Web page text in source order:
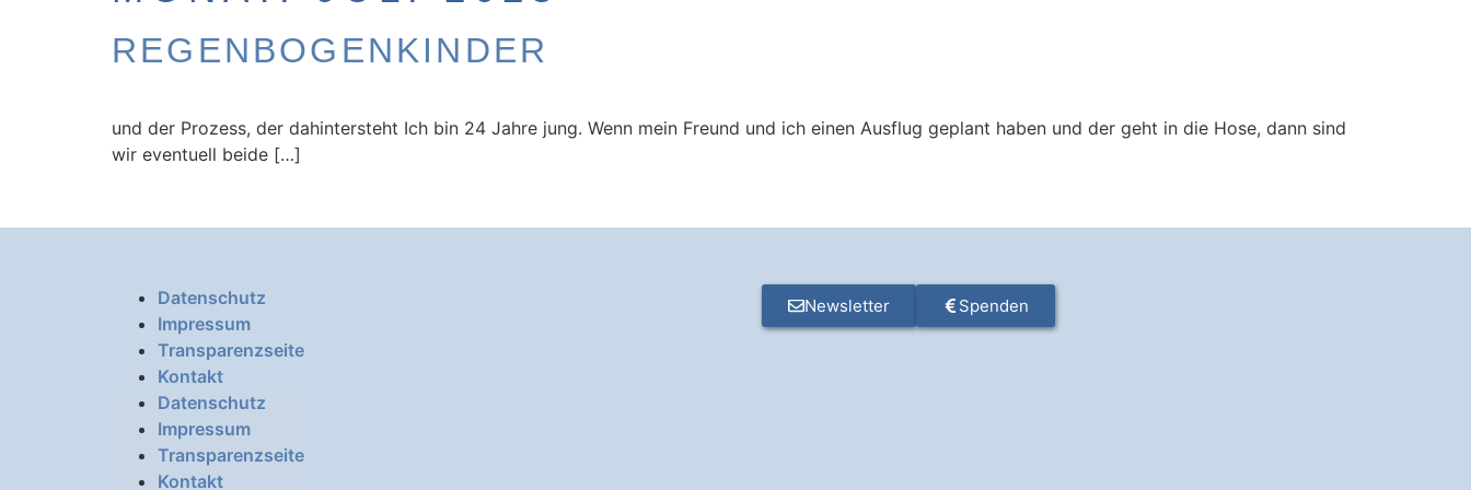
REGENBOGENKINDER
und der Prozess, der dahintersteht Ich bin 24 Jahre jung. Wenn mein Freund und ich einen Ausflug geplant haben und der geht in die Hose, dann sind
wir eventuell beide […]
Datenschutz
Impressum
Transparenzseite
Kontakt
Datenschutz
Impressum
Transparenzseite
Kontakt
Newsletter Spenden